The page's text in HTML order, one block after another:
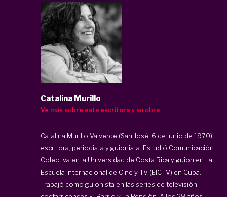
Catalina Murillo
Ve más sobre esta escritora y su obra
Catalina Murillo Valverde (San José, 6 de junio de 1970)
escritora, periodista y guionista. Estudió Comunicación
Colectiva en la Universidad de Costa Rica y guion en La
Escuela Internacional de Cine y TV (EICTV) en Cuba.
Trabajó como guionista en las series de televisión